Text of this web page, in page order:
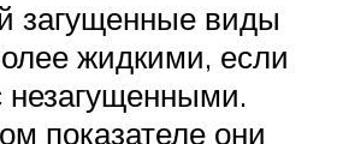
загущенные виды
жидкими, если
незагущенными.
показателе они